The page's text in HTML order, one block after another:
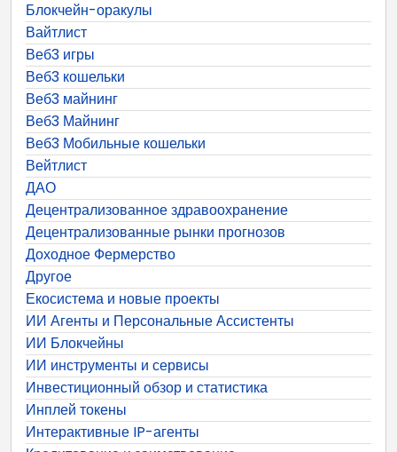
Блокчейн-оракулы
Вайтлист
Веб3 игры
Веб3 кошельки
Веб3 майнинг
Веб3 Майнинг
Веб3 Мобильные кошельки
Вейтлист
ДАО
Децентрализованное здравоохранение
Децентрализованные рынки прогнозов
Доходное Фермерство
Другое
Екосистема и новые проекты
ИИ Агенты и Персональные Ассистенты
ИИ Блокчейны
ИИ инструменты и сервисы
Инвестиционный обзор и статистика
Инплей токены
Интерактивные IP-агенты